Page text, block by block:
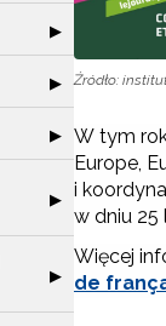
Rozwiń sekcję
▶
Rozwiń sekcję
▶
Rozwiń sekcję
▶
Rozwiń sekcję
▶
Rozwiń sekcję
▶
Źródło:
W tym
Europe,
i
w dniu 25
Więcej
de